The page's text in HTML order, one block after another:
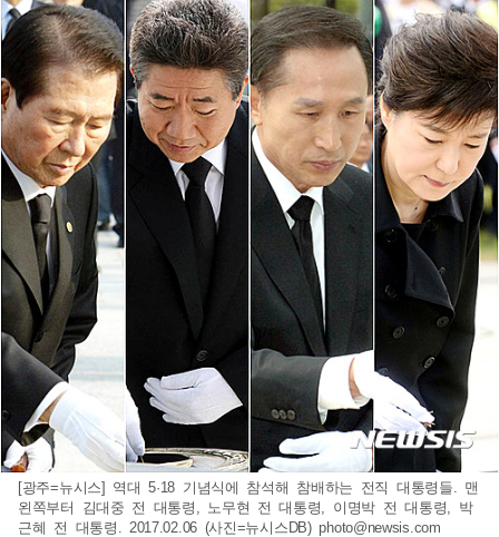
[광주=뉴시스] 역대 5·18 기념식에 참석해 참배하는 전직 대통령들. 맨
왼쪽부터 김대중 전 대통령, 노무현 전 대통령, 이명박 전 대통령, 박
근혜 전 대통령. 2017.02.06 (사진=뉴시스DB)photo@newsis.com